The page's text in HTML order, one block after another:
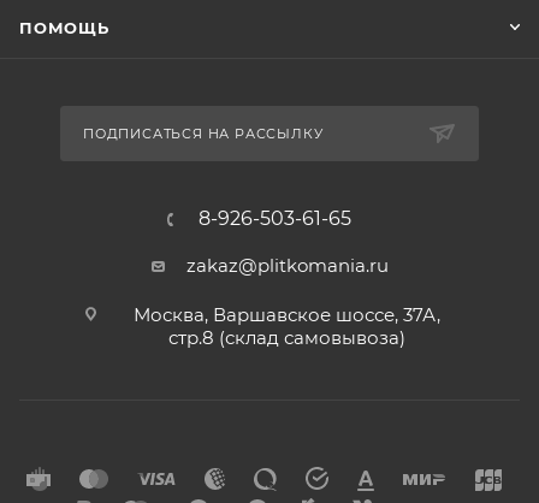
ПОМОЩЬ
ПОДПИСАТЬСЯ НА РАССЫЛКУ
8-926-503-61-65
zakaz@plitkomania.ru
Москва, Варшавское шоссе, 37А,
стр.8 (склад самовывоза)